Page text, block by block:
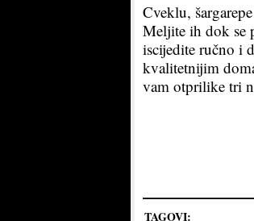
Cveklu,
Meljite ih dok se
iscijedite ručno i
kvalitetnijim
vam otprilike tri
TAGOVI: